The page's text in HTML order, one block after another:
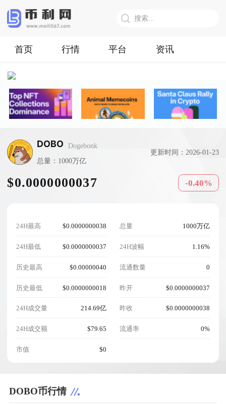
首页 行情 平台 资讯
DOBO
Dogebonk
总量：1000万亿
更新时间：2026-01-23
$0.0000000037 -0.40%
24H最高 $0.0000000038
24H最低 $0.0000000037
历史最高 $0.00000040
历史最低 $0.0000000018
24H成交量 214.69亿
24H成交额 $79.65
市值 $0
总量 1000万亿
24H波幅 1.16%
流通数量 0
昨开 $0.0000000037
昨收 $0.0000000038
流通率 0%
DOBO币行情